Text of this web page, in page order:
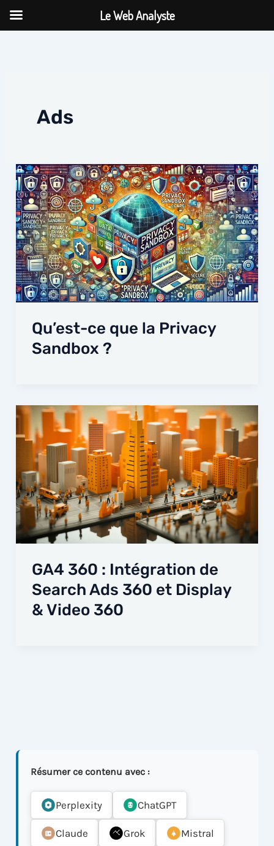
Aller
Ads
Qu’est-ce que la Privacy
Sandbox ?
GA4 360 : Intégration de
Search Ads 360 et Display
& Video 360
Résumer ce contenu avec :
Perplexity ChatGPT
Claude Grok Mistral
Le Web Analyste